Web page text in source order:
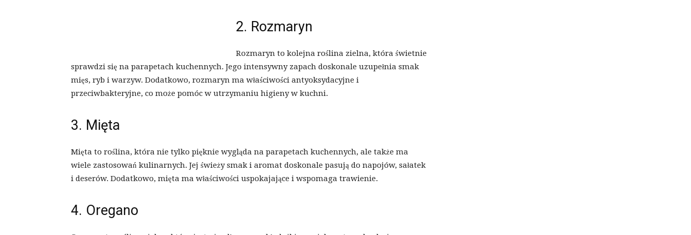
2. Rozmaryn
Rozmaryn to kolejna roślina zielna, która świetnie
sprawdzi się na parapetach kuchennych. Jego intensywny zapach doskonale uzupełnia smak
mięs, ryb i warzyw. Dodatkowo, rozmaryn ma właściwości antyoksydacyjne i
przeciwbakteryjne, co może pomóc w utrzymaniu higieny w kuchni.
3. Mięta
Mięta to roślina, która nie tylko pięknie wygląda na parapetach kuchennych, ale także ma
wiele zastosowań kulinarnych. Jej świeży smak i aromat doskonale pasują do napojów, sałatek
i deserów. Dodatkowo, mięta ma właściwości uspokajające i wspomaga trawienie.
4. Oregano